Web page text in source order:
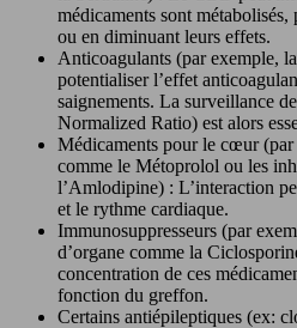
médicaments sont
ou en diminuant leurs effets.
Anticoagulants (par exemple,
potentialiser l’effet
saignements. La surveillance
Normalized Ratio) est alors
Médicaments pour le cœur (par
comme le Métoprolol ou les
l’Amlodipine) : L’interaction
et le rythme cardiaque.
Immunosuppresseurs (par
d’organe comme la
concentration de ces
fonction du greffon.
Certains antiépileptiques (ex: